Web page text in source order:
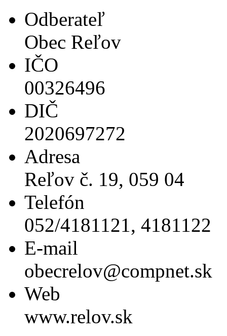
Odberateľ
Obec Reľov
IČO
00326496
DIČ
2020697272
Adresa
Reľov č. 19, 059 04
Telefón
052/4181121, 4181122
E-mail
obecrelov@compnet.sk
Web
www.relov.sk